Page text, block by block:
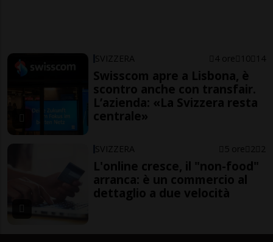
SVIZZERA 4 ore 10 14
Swisscom apre a Lisbona, è
scontro anche con transfair.
L’azienda: «La Svizzera resta
centrale»
SVIZZERA 5 ore 2 2
L'online cresce, il "non-food"
arranca: è un commercio al
dettaglio a due velocità